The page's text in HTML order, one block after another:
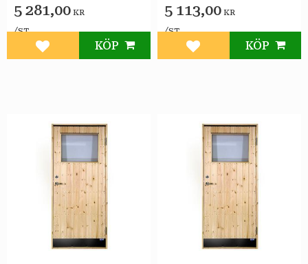
5 281,00 KR
/ST
Lägg till i favoriter
KÖP
5 113,00 KR
/ST
Lägg till i favoriter
KÖP